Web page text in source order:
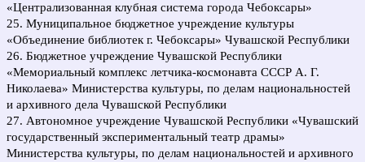
«Централизованная клубная система города Чебоксары»
25. Муниципальное бюджетное учреждение культуры
«Объединение библиотек г. Чебоксары» Чувашской Республики
26. Бюджетное учреждение Чувашской Республики
«Мемориальный комплекс летчика-космонавта СССР А. Г.
Николаева» Министерства культуры, по делам национальностей
и архивного дела Чувашской Республики
27. Автономное учреждение Чувашской Республики «Чувашский
государственный экспериментальный театр драмы»
Министерства культуры, по делам национальностей и архивного